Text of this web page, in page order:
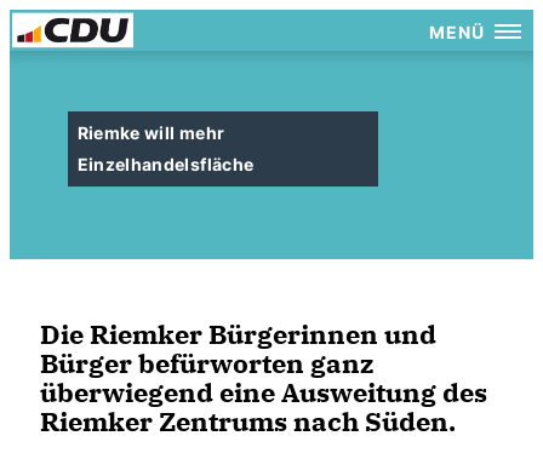
MENÜ
Riemke will mehr
Einzelhandelsfläche
Die Riemker Bürgerinnen und
Bürger befürworten ganz
überwiegend eine Ausweitung des
Riemker Zentrums nach Süden.